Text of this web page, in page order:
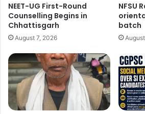
NEET-UG First-Round
Counselling Begins in
Chhattisgarh
August 7, 2026
NFSU
batch